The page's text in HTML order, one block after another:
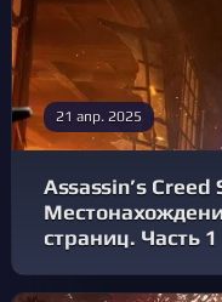
21 апр. 2025
Assassin’s Creed
страниц. Часть 1